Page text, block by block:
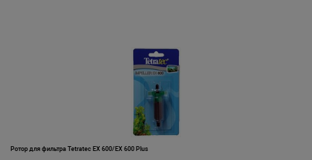
Ротор для фильтра Tetratec EX 600/EX 600 Plus